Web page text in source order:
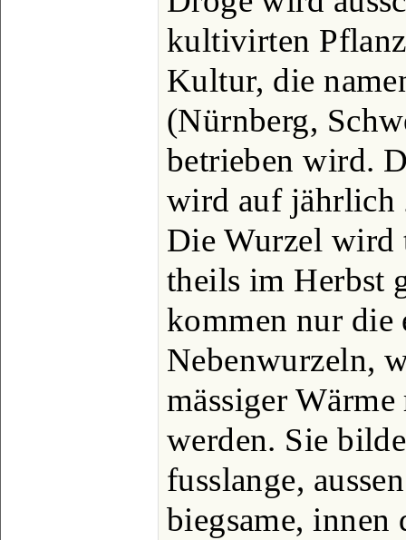
kultivirten
Kultur, die
(Nürnberg,
betrieben wird.
wird auf jährlich
Die Wurzel wird
theils im Herbst
kommen nur die
Nebenwurzeln,
mässiger
werden. Sie
fusslange,
biegsame, innen